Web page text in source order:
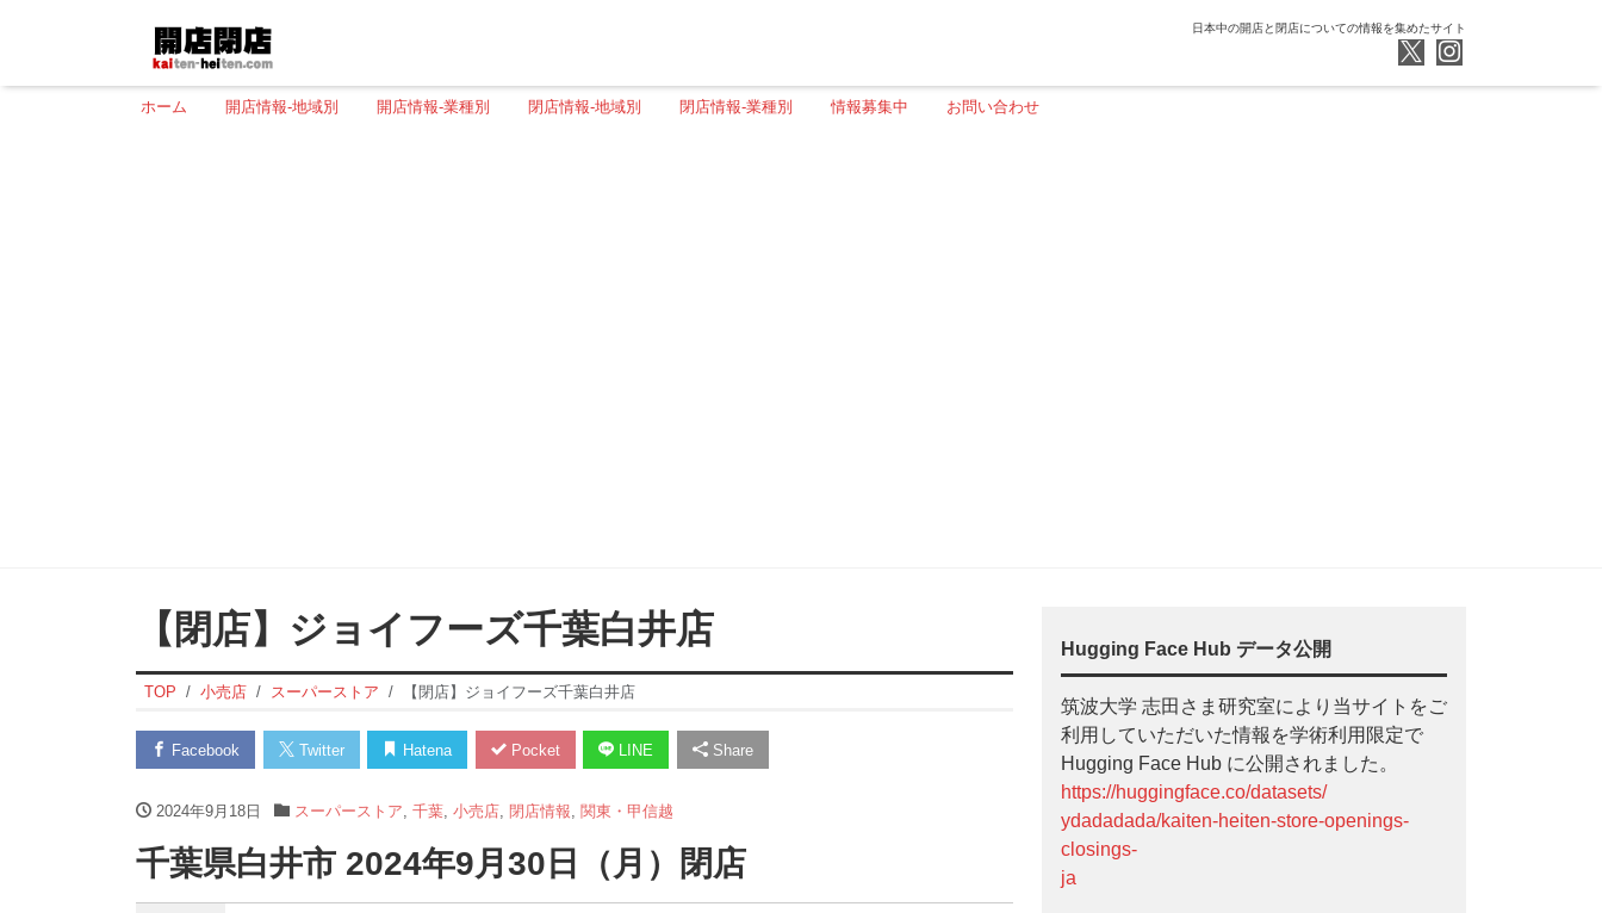
日本中の開店と閉店についての情報を集めたサイト
ホーム 開店情報-地域別 開店情報-業種別 閉店情報-地域別 閉店情報-業種別 情報募集中 お問い合わせ
【閉店】ジョイフーズ千葉白井店
TOP 小売店 スーパーストア 【閉店】ジョイフーズ千葉白井店
Facebook Twitter Hatena Pocket LINE Share
2024年9月18日 スーパーストア 千葉, 小売店, 閉店情報 関東・甲信越
千葉県白井市 2024年9月30日（月）閉店
Hugging Face Hub データ公開
筑波大学 志田さま研究室により当サイトをご
利用していただいた情報を学術利用限定で
Hugging Face Hub に公開されました。
https://huggingface.co/datasets/
ydadadada/kaiten-heiten-store-openings-
closings-
ja